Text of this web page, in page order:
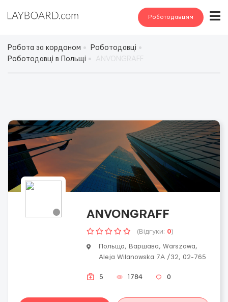
Роботодавцям
Робота за кордоном
Роботодавці
Роботодавці в Польщі
ANVONGRAFF
(Відгуки: 0)
Польща, Варшава, Warszawa,
Aleja Wilanowska 7A /32, 02-765
5 1784 0